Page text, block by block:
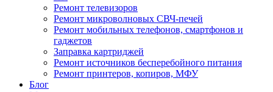
Ремонт телевизоров
Ремонт микроволновых СВЧ-печей
Ремонт мобильных телефонов, смартфонов и
гаджетов
Заправка картриджей
Ремонт источников бесперебойного питания
Ремонт принтеров, копиров, МФУ
Блог